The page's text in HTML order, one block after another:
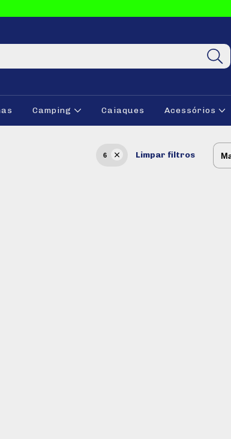
Camping Caiaques Acessórios
6 Limpar filtros